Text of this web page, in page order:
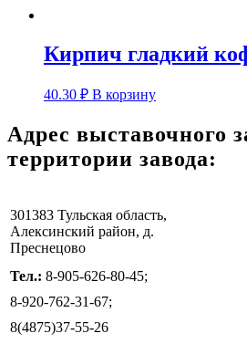
Кирпич гладкий
40.30 ₽ В корзину
Адрес выставочного
территории завода:
301383 Тульская область,
Алексинский район, д.
Преснецово
Тел.: 8-905-626-80-45;
8-920-762-31-67;
8(4875)37-55-26